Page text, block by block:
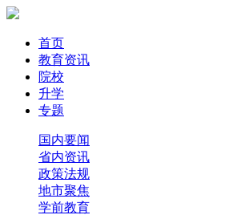
首页
教育资讯
院校
升学
专题
国内要闻
省内资讯
政策法规
地市聚焦
学前教育